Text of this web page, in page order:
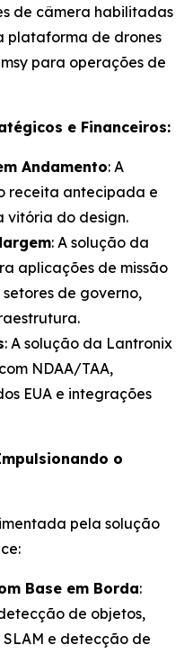
de câmera habilitadas
plataforma de drones
para operações de
e Financeiros:
Andamento: A
receita antecipada e
vitória do design.
: A solução da
aplicações de missão
de governo,
: A solução da Lantronix
NDAA/TAA,
EUA e integrações
o
pela solução
Base em Borda:
de objetos,
e detecção de